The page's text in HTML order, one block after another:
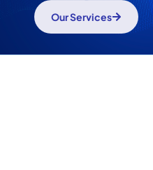
Our Services